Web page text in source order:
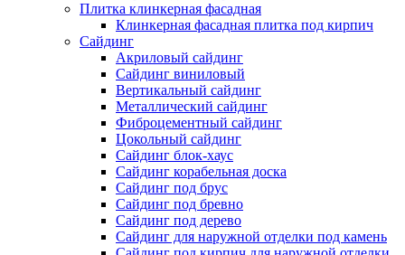
Плитка клинкерная фасадная
Клинкерная фасадная плитка под кирпич
Сайдинг
Акриловый сайдинг
Сайдинг виниловый
Вертикальный сайдинг
Металлический сайдинг
Фиброцементный сайдинг
Цокольный сайдинг
Сайдинг блок-хаус
Сайдинг корабельная доска
Сайдинг под брус
Сайдинг под бревно
Сайдинг под дерево
Сайдинг для наружной отделки под камень